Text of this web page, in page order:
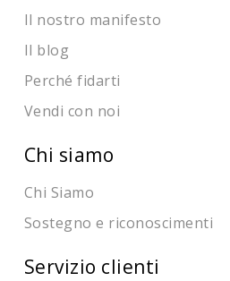
Il nostro manifesto
Il blog
Perché fidarti
Vendi con noi
Chi siamo
Chi Siamo
Sostegno e riconoscimenti
Servizio clienti